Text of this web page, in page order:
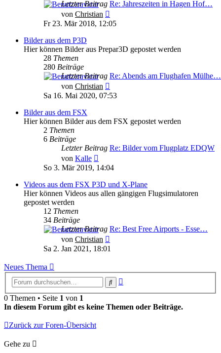
Letzter Beitrag Re: Jahreszeiten in Hagen Hof…
von Christian
Fr 23. Mär 2018, 12:05
Bilder aus dem P3D
Hier können Bilder aus Prepar3D gepostet werden
28 Themen
280 Beiträge
Letzter Beitrag Re: Abends am Flughafen Mülhe…
von Christian
Sa 16. Mai 2020, 07:53
Bilder aus dem FSX
Hier können Bilder aus dem FSX gepostet werden
2 Themen
6 Beiträge
Letzter Beitrag Re: Bilder vom Flugplatz EDQW
von Kalle
So 3. Mär 2019, 14:04
Videos aus dem FSX P3D und X-Plane
Hier können Videos aus allen gängigen Flugsimulatoren
gepostet werden
12 Themen
34 Beiträge
Letzter Beitrag Re: Best Free Airports - Esse…
von Christian
Sa 2. Jan 2021, 18:01
Neues Thema
Suche
0 Themen • Seite 1 von 1
In diesem Forum gibt es keine Themen oder Beiträge.
Zurück zur Foren-Übersicht
Gehe zu